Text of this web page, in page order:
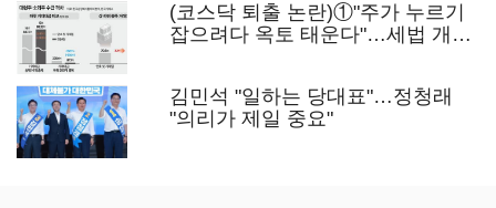
(코스닥 퇴출 논란)①"주가 누르기
잡으려다 옥토 태운다"…세법 개정
김민석 "일하는 당대표"…정청래
"의리가 제일 중요"